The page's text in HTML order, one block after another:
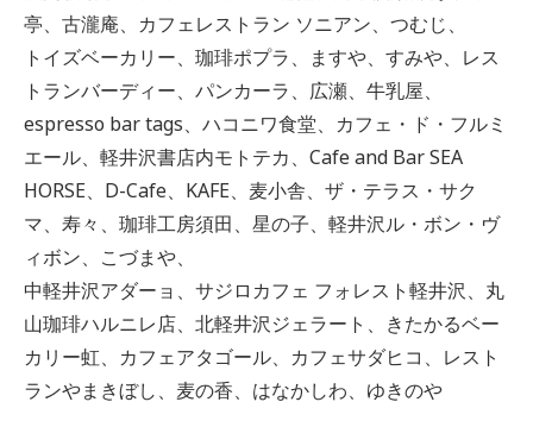
亭、古瀧庵、カフェレストラン ソニアン、つむじ、
トイズベーカリー、珈琲ポプラ、ますや、すみや、レス
トランバーディー、パンカーラ、広瀬、牛乳屋、
espresso bar tags、ハコニワ食堂、カフェ・ド・フルミ
エール、軽井沢書店内モトテカ、Cafe and Bar SEA
HORSE、D-Cafe、KAFE、麦小舎、ザ・テラス・サク
マ、寿々、珈琲工房須田、星の子、軽井沢ル・ボン・ヴ
ィボン、こづまや、
中軽井沢アダーョ、サジロカフェ フォレスト軽井沢、丸
山珈琲ハルニレ店、北軽井沢ジェラート、きたかるベー
カリー虹、カフェアタゴール、カフェサダヒコ、レスト
ランやまきぼし、麦の香、はなかしわ、ゆきのや